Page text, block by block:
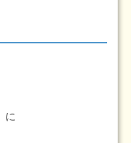
に